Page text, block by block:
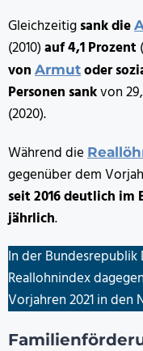
Gleichzeitigsank die
(2010)auf 4,1 Prozent
von Armut oder
Personen sankvon
(2020).
Während die
gegenüber dem
seit 2016 deutlich im
jährlich.
In der
Reallohnindex
Vorjahren 2021 in den